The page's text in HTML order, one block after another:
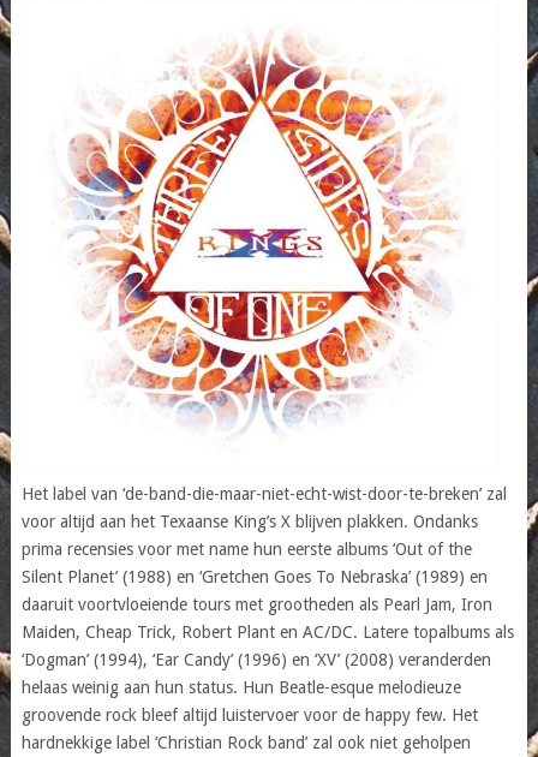
Het label van ‘de-band-die-maar-niet-echt-wist-door-te-breken’ zal
voor altijd aan het Texaanse King’s X blijven plakken. Ondanks
prima recensies voor met name hun eerste albums ‘Out of the
Silent Planet’ (1988) en ‘Gretchen Goes To Nebraska’ (1989) en
daaruit voortvloeiende tours met grootheden als Pearl Jam, Iron
Maiden, Cheap Trick, Robert Plant en AC/DC. Latere topalbums als
‘Dogman’ (1994), ‘Ear Candy’ (1996) en ‘XV’ (2008) veranderden
helaas weinig aan hun status. Hun Beatle-esque melodieuze
groovende rock bleef altijd luistervoer voor de happy few. Het
hardnekkige label ‘Christian Rock band’ zal ook niet geholpen